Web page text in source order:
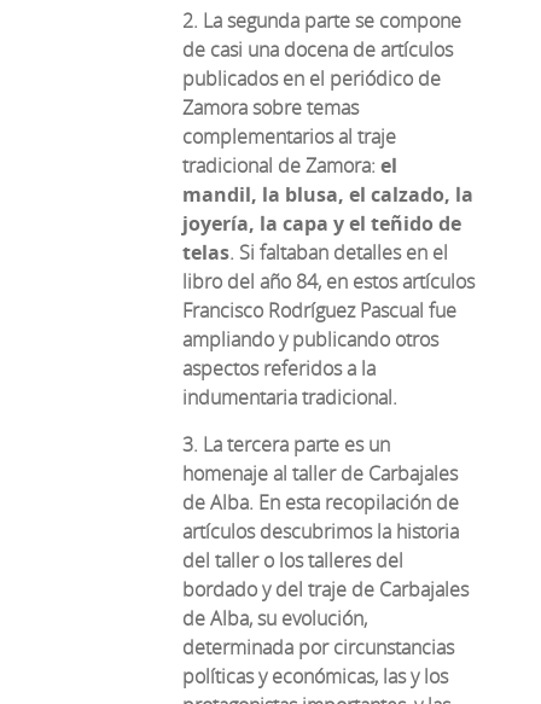
2. La segunda parte se compone
de casi una docena de artículos
publicados en el periódico de
Zamora sobre temas
complementarios al traje
tradicional de Zamora:el
mandil, la blusa, el calzado, la
joyería, la capa y el teñido de
telas. Si faltaban detalles en el
libro del año 84, en estos artículos
Francisco Rodríguez Pascual fue
ampliando y publicando otros
aspectos referidos a la
indumentaria tradicional.
3. La tercera parte es un
homenaje al taller de Carbajales
de Alba. En esta recopilación de
artículos descubrimos la historia
del taller o los talleres del
bordado y del traje de Carbajales
de Alba, su evolución,
determinada por circunstancias
políticas y económicas, las y los